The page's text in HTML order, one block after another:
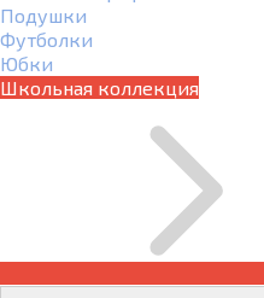
Подушки
Футболки
Юбки
Школьная коллекция